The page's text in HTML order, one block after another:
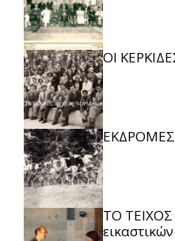
ΟΙ
ΤΟ ΤΕΙΧΟΣ